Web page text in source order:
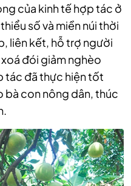
của kinh tế hợp tác ở
số và miền núi thời
liên kết, hỗ trợ người
đói giảm nghèo
tác đã thực hiện tốt
bà con nông dân, thúc